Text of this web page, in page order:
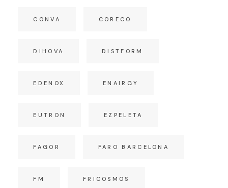
CONVA CORECO
DIHOVA DISTFORM
EDENOX ENAIRGY
EUTRON EZPELETA
FAGOR FARO BARCELONA
FM FRICOSMOS